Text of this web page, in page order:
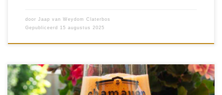
door Jaap van Weydom Claterbos
Gepubliceerd
15 augustus 2025